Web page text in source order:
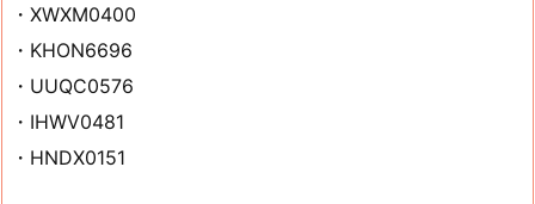
・XWXM0400
・KHON6696
・UUQC0576
・IHWV0481
・HNDX0151